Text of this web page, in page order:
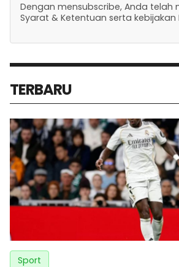
Dengan mensubscribe, Anda telah
Syarat & Ketentuan serta kebijakan
TERBARU
Sport